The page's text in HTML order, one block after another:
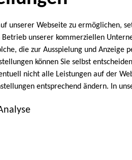
unserer Webseite zu ermöglichen,
unserer kommerziellen
die zur Ausspielung und
können Sie selbst
nicht alle Leistungen auf der
entsprechend ändern. In